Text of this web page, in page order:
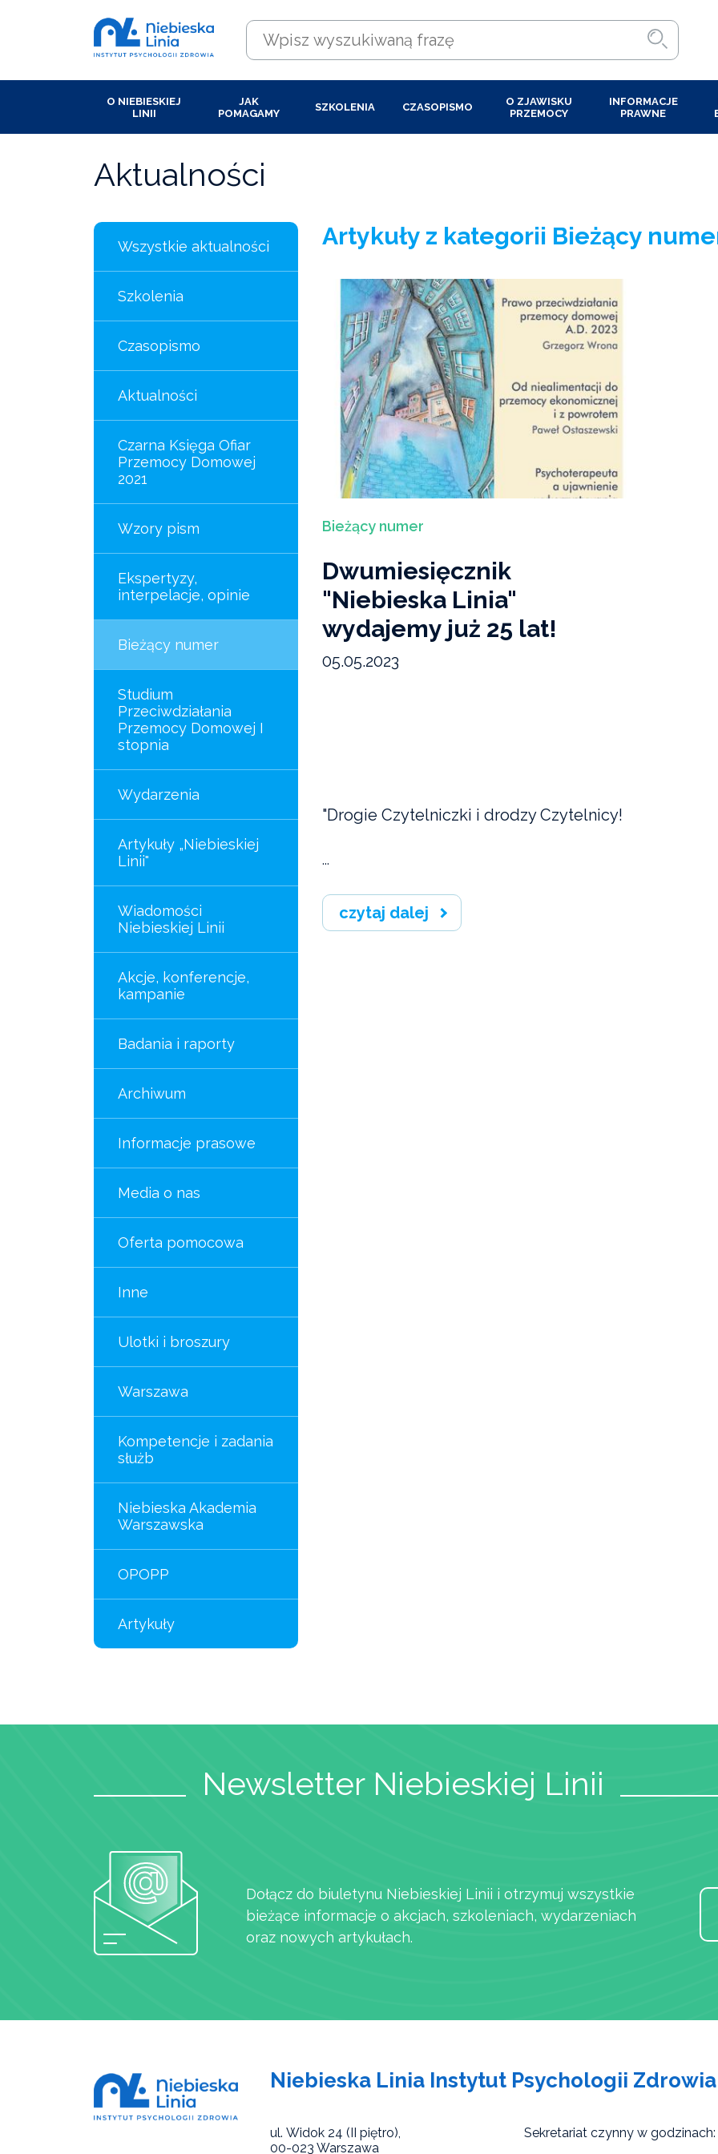
O NIEBIESKIEJ
LINII
JAK
POMAGAMY
SZKOLENIA CZASOPISMO
O ZJAWISKU
PRZEMOCY
INFORMACJE
PRAWNE
Aktualności
Wszystkie aktualności
Szkolenia
Czasopismo
Aktualności
Czarna Księga Ofiar
Przemocy Domowej
2021
Wzory pism
Ekspertyzy,
interpelacje, opinie
Bieżący numer
Studium
Przeciwdziałania
Przemocy Domowej I
stopnia
Wydarzenia
Artykuły „Niebieskiej
Linii"
Wiadomości
Niebieskiej Linii
Akcje, konferencje,
kampanie
Badania i raporty
Archiwum
Informacje prasowe
Media o nas
Oferta pomocowa
Inne
Ulotki i broszury
Warszawa
Kompetencje i zadania
służb
Niebieska Akademia
Warszawska
OPOPP
Artykuły
Artykuły z kategorii Bieżący
Bieżący numer
Dwumiesięcznik
"Niebieska Linia"
wydajemy już 25 lat!
05.05.2023
"Drogie Czytelniczki i drodzy Czytelnicy!
...
czytaj dalej
Newsletter Niebieskiej Linii
Dołącz do biuletynu Niebieskiej Linii i otrzymuj wszystkie
bieżące informacje o akcjach, szkoleniach, wydarzeniach
oraz nowych artykułach.
Niebieska Linia Instytut Psychologii Zdrowia
ul. Widok 24 (II piętro),
00-023 Warszawa
Sekretariat czynny w godzinach: